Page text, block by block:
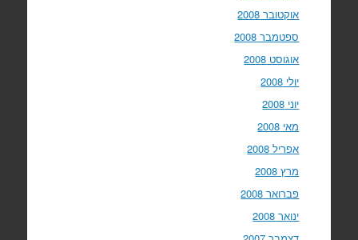
אוקטובר 2008
ספטמבר 2008
אוגוסט 2008
יולי 2008
יוני 2008
מאי 2008
אפריל 2008
מרץ 2008
פברואר 2008
ינואר 2008